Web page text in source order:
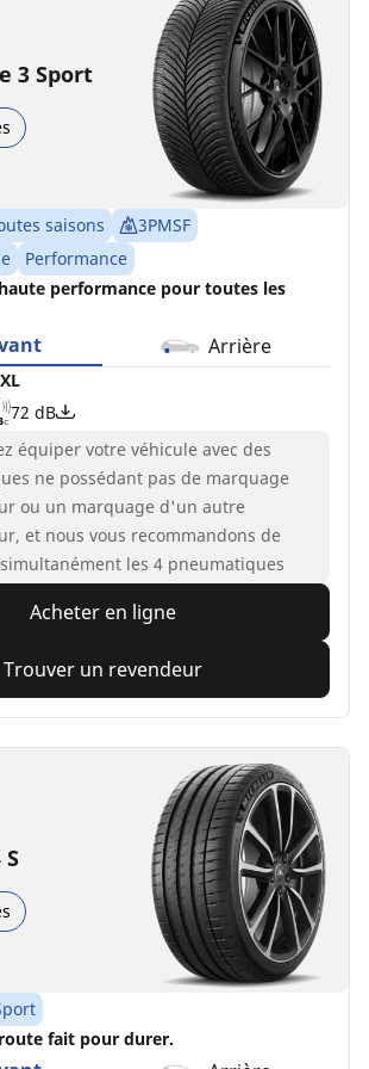
3 Sport
saisons
3PMSF
Performance
performance pour toutes les
Arrière
72 dB
équiper votre véhicule avec des
ne possédant pas de marquage
ou un marquage d'un autre
et nous vous recommandons de
les 4 pneumatiques
Acheter en ligne
Trouver un revendeur
fait pour durer.
70 dB
71 dB